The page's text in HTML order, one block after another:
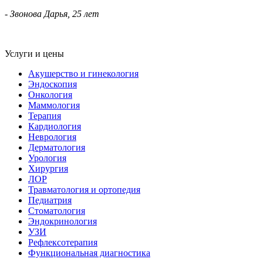
- Звонова Дарья, 25 лет
Услуги и цены
Акушерство и гинекология
Эндоскопия
Онкология
Маммология
Терапия
Кардиология
Неврология
Дерматология
Урология
Хирургия
ЛОР
Травматология и ортопедия
Педиатрия
Стоматология
Эндокринология
УЗИ
Рефлексотерапия
Функциональная диагностика